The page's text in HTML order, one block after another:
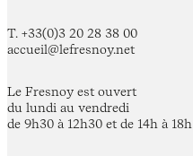
T. +33(0)3 20 28 38 00
accueil@lefresnoy.net
Le Fresnoy est ouvert
du lundi au vendredi
de 9h30 à 12h30 et de 14h à 18h